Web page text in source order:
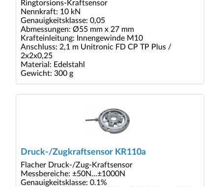
Ringtorsions-Kraftsensor
Nennkraft: 10 kN
Genauigkeitsklasse: 0,05
Abmessungen: Ø55 mm x 27 mm
Krafteinleitung: Innengewinde M10
Anschluss: 2,1 m Unitronic FD CP TP Plus /
2x2x0,25
Material: Edelstahl
Gewicht: 300 g
Druck-/Zugkraftsensor KR110a
Flacher Druck-/Zug-Kraftsensor
Messbereiche: ±50N...±1000N
Genauigkeitsklasse: 0.1%